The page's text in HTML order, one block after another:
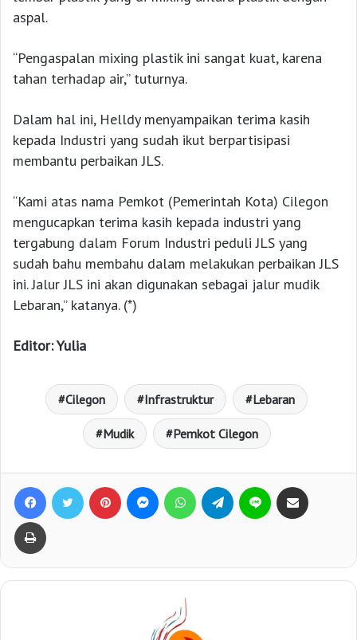
aspal.
“Pengaspalan mixing plastik ini sangat kuat, karena
tahan terhadap air,” tuturnya.
Dalam hal ini, Helldy menyampaikan terima kasih
kepada Industri yang sudah ikut berpartisipasi
membantu perbaikan JLS.
“Kami atas nama Pemkot (Pemerintah Kota) Cilegon
mengucapkan terima kasih kepada industri yang
tergabung dalam Forum Industri peduli JLS yang
sudah bahu membahu dalam melakukan perbaikan JLS
ini. Jalur JLS ini akan digunakan sebagai jalur mudik
Lebaran,” katanya. (*)
Editor: Yulia
Cilegon Infrastruktur Lebaran
Mudik Pemkot Cilegon